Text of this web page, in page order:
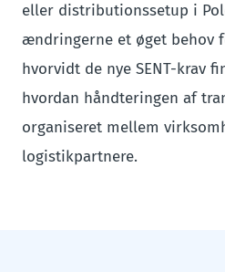
eller distributionssetup i
ændringerne et øget behov
hvorvidt de nye SENT-krav
hvordan håndteringen af
organiseret mellem
logistikpartnere.